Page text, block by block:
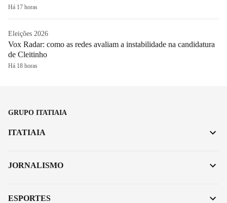
Há 17 horas
Eleições 2026
Vox Radar: como as redes avaliam a instabilidade na candidatura
de Cleitinho
Há 18 horas
GRUPO ITATIAIA
ITATIAIA
JORNALISMO
ESPORTES